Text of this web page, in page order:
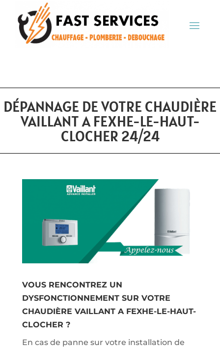
DÉPANNAGE DE VOTRE CHAUDIÈRE
VAILLANT A FEXHE-LE-HAUT-
CLOCHER 24/24
VOUS RENCONTREZ UN
DYSFONCTIONNEMENT SUR VOTRE
CHAUDIÈRE VAILLANT A FEXHE-LE-HAUT-
CLOCHER ?
En cas de panne sur votre installation de